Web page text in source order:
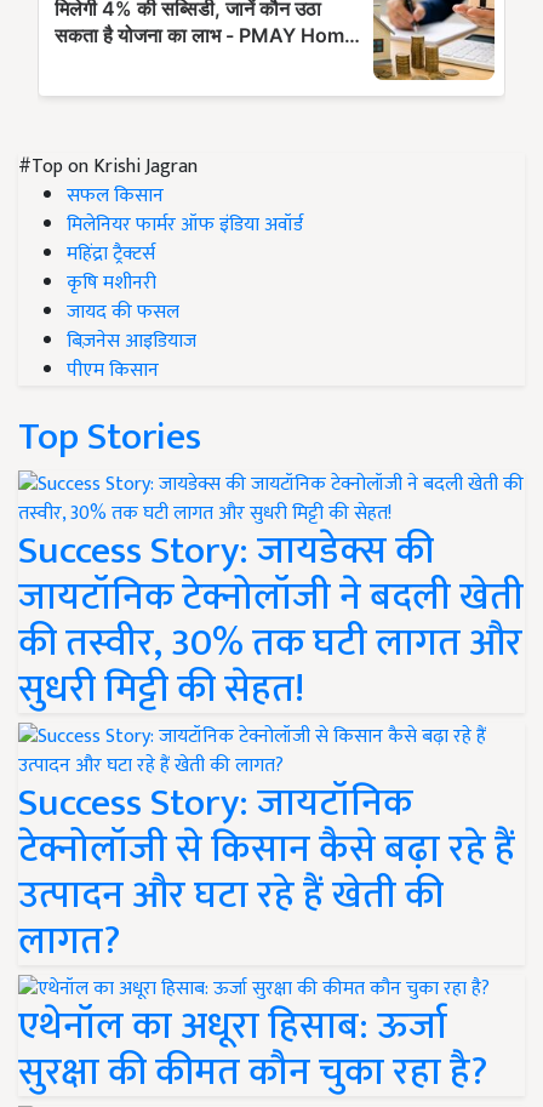
#Top on Krishi Jagran
सफल किसान
मिलेनियर फार्मर ऑफ इंडिया अवॉर्ड
महिंद्रा ट्रैक्टर्स
कृषि मशीनरी
जायद की फसल
बिज़नेस आइडियाज
पीएम किसान
Top Stories
Success Story: जायडेक्स की
जायटॉनिक टेक्नोलॉजी ने बदली खेती
की तस्वीर, 30% तक घटी लागत और
सुधरी मिट्टी की सेहत!
Success Story: जायटॉनिक
टेक्नोलॉजी से किसान कैसे बढ़ा रहे हैं
उत्पादन और घटा रहे हैं खेती की
लागत?
एथेनॉल का अधूरा हिसाब: ऊर्जा
सुरक्षा की कीमत कौन चुका रहा है?